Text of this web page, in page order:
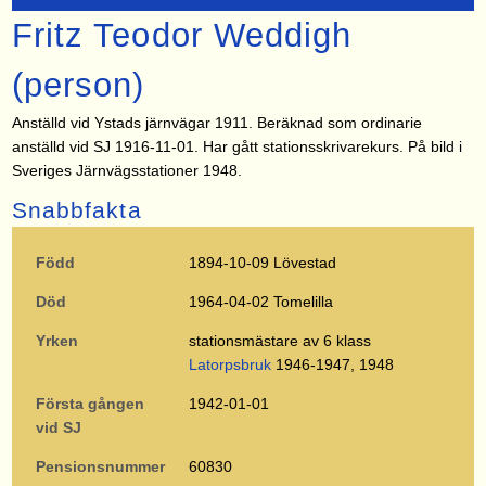
Fritz Teodor Weddigh
(person)
Anställd vid Ystads järnvägar 1911. Beräknad som ordinarie
anställd vid SJ 1916-11-01. Har gått stationsskrivarekurs. På bild i
Sveriges Järnvägsstationer 1948.
Snabbfakta
Född 1894-10-09 Lövestad
Död 1964-04-02 Tomelilla
Yrken
stationsmästare av 6 klass
Latorpsbruk1946-1947, 1948
Första gången
vid SJ
1942-01-01
Pensionsnummer 60830